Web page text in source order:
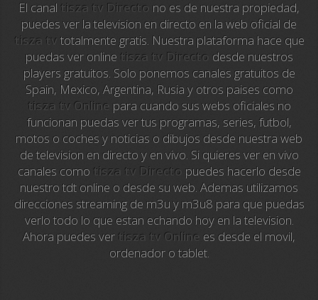
La Otra
TeleMadrid
Anime TV
Pakapaka
Azteca Trece
Azteca Cinema
Abu Dhabi TV
National Geographic
El canal tisza tv Directo no es de nuestra propiedad,
puedes ver la television en directo en la web oficial de
tisza tvtotalmente gratis. Nuestra plataforma hace que
puedas ver online tisza tv Directo desde nuestros
players gratuitos. Solo ponemos canales gratuitos de
Spain, Mexico, Argentina, Rusia y otros paises como
tisza tv Online para cuando sus webs oficiales no
funcionan puedas ver tus programas, series, futbol,
motos o coches y noticias o dibujos desde nuestra web
de television en directo y en vivo. Si quieres ver en vivo
canales como tisza tv Directo puedes hacerlo desde
nuestro tdt online o desde su web. Ademas utilizamos
direcciones streaming de m3u y m3u8 para que puedas
verlo todo lo que estan echando hoy en la television.
Ahora puedes ver tisza tv Online es desde el movil,
ordenador o tablet.